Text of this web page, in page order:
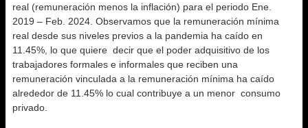
real (remuneración menos la inflación) para el periodo Ene.
2019 – Feb. 2024. Observamos que la remuneración mínima
real desde sus niveles previos a la pandemia ha caído en
11.45%, lo que quiere decir que el poder adquisitivo de los
trabajadores formales e informales que reciben una
remuneración vinculada a la remuneración mínima ha caído
alrededor de 11.45% lo cual contribuye a un menor consumo
privado.